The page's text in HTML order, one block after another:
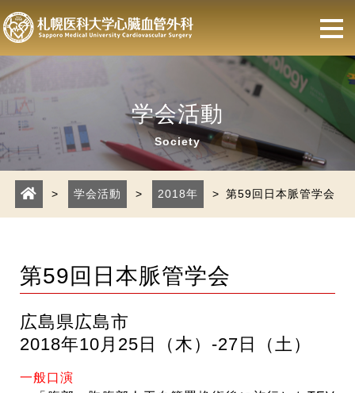
学会活動
Society
> 学会活動 > 2018年 > 第59回日本脈管学会
第59回日本脈管学会
広島県広島市
2018年10月25日（木）-27日（土）
一般口演